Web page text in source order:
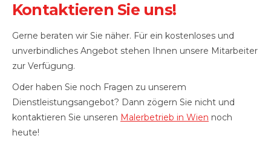
Kontaktieren Sie uns!
Gerne beraten wir Sie näher. Für ein kostenloses und
unverbindliches Angebot stehen Ihnen unsere Mitarbeiter
zur Verfügung.
Oder haben Sie noch Fragen zu unserem
Dienstleistungsangebot? Dann zögern Sie nicht und
kontaktieren Sie unseren Malerbetrieb in Wien noch
heute!